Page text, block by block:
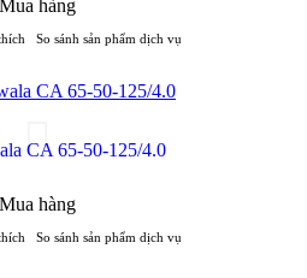
Mua hàng
So sánh sản phẩm dịch vụ
CA 65-50-125/4.0
Mua hàng
So sánh sản phẩm dịch vụ